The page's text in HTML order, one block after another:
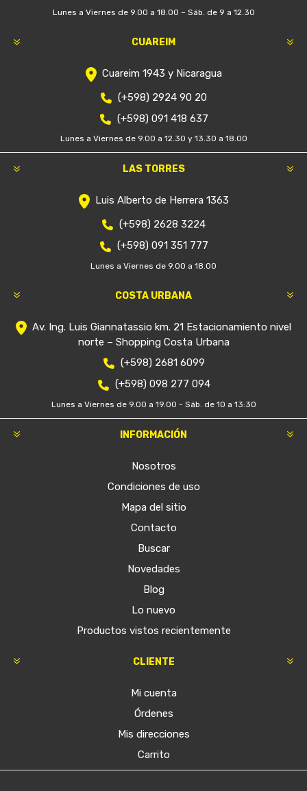
Lunes a Viernes de 9.00 a 18.00 – Sáb. de 9 a 12.30
CUAREIM
Cuareim 1943 y Nicaragua
(+598) 2924 90 20
(+598) 091 418 637
Lunes a Viernes de 9.00 a 12.30 y 13.30 a 18.00
LAS TORRES
Luis Alberto de Herrera 1363
(+598) 2628 3224
(+598) 091 351 777
Lunes a Viernes de 9.00 a 18.00
COSTA URBANA
Av. Ing. Luis Giannatassio km. 21 Estacionamiento nivel
norte – Shopping Costa Urbana
(+598) 2681 6099
(+598) 098 277 094
Lunes a Viernes de 9.00 a 19.00 - Sáb. de 10 a 13:30
INFORMACIÓN
Nosotros
Condiciones de uso
Mapa del sitio
Contacto
Buscar
Novedades
Blog
Lo nuevo
Productos vistos recientemente
CLIENTE
Mi cuenta
Órdenes
Mis direcciones
Carrito